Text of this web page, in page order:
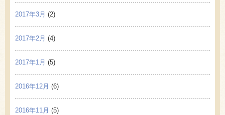
2017年3月 (2)
2017年2月 (4)
2017年1月 (5)
2016年12月 (6)
2016年11月 (5)